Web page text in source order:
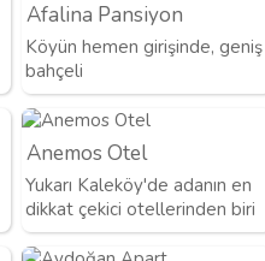
Afalina Pansiyon
Köyün hemen girişinde, geniş
bahçeli
Anemos Otel
Yukarı Kaleköy'de adanın en
dikkat çekici otellerinden biri